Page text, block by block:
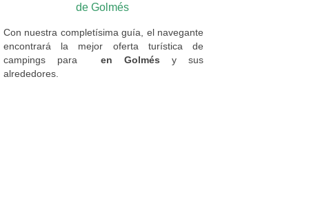
de Golmés
Con nuestra completísima guía, el navegante
encontrará la mejor oferta turística de
campings para en Golmés y sus
alrededores.